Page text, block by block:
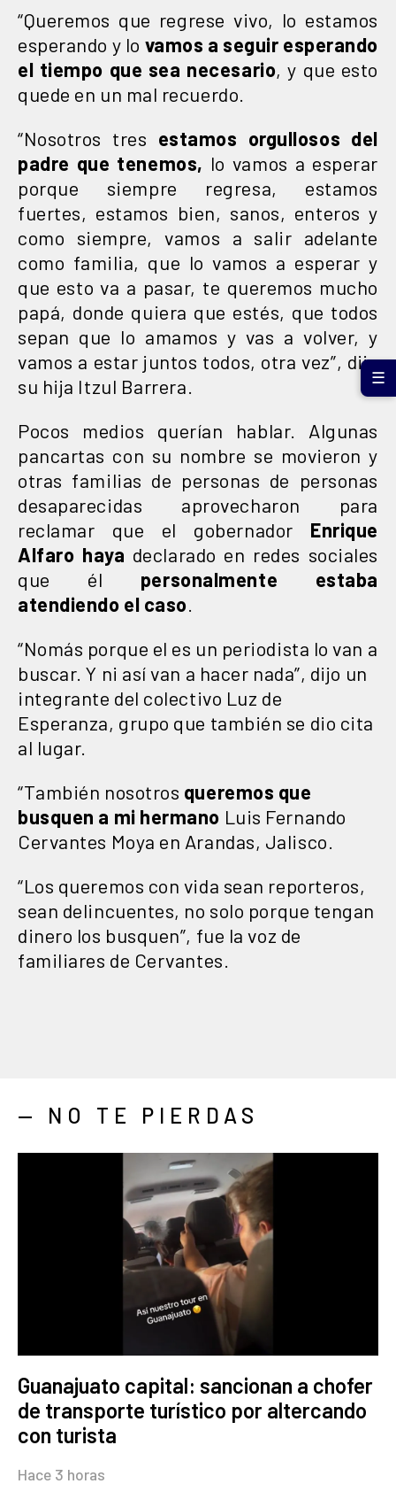
“Queremos que regrese vivo, lo estamos
esperando y lo vamos a seguir esperando
el tiempo que sea necesario, y que esto
quede en un mal recuerdo.
“Nosotros tres estamos orgullosos del
padre que tenemos, lo vamos a esperar
porque siempre regresa, estamos
fuertes, estamos bien, sanos, enteros y
como siempre, vamos a salir adelante
como familia, que lo vamos a esperar y
que esto va a pasar, te queremos mucho
papá, donde quiera que estés, que todos
sepan que lo amamos y vas a volver, y
vamos a estar juntos todos, otra vez”, dijo
su hija Itzul Barrera.
Pocos medios querían hablar. Algunas
pancartas con su nombre se movieron y
otras familias de personas de personas
desaparecidas aprovecharon para
reclamar que el gobernador Enrique
Alfaro haya declarado en redes sociales
que él personalmente estaba
atendiendo el caso
“Nomás porque el es un periodista lo van a
buscar. Y ni así van a hacer nada”, dijo un
integrante del colectivo Luz de
Esperanza, grupo que también se dio cita
al lugar.
“También nosotros queremos que
busquen a mi hermano Luis Fernando
Cervantes Moya en Arandas, Jalisco.
“Los queremos con vida sean reporteros,
sean delincuentes, no solo porque tengan
dinero los busquen”, fue la voz de
familiares de Cervantes.
— NO TE PIERDAS
Guanajuato capital: sancionan a chofer
de transporte turístico por altercando
con turista
Hace 3 horas
☰